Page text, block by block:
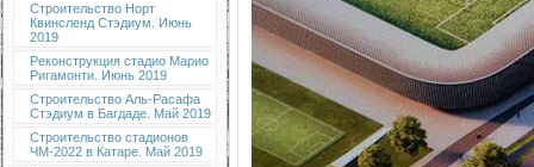
Строительство Норт
Квинсленд Стэдиум. Июнь
2019
Реконструкция стадио Марио
Ригамонти. Июнь 2019
Строительство Аль-Расафа
Стэдиум в Багдаде. Май 2019
Строительство стадионов
ЧМ-2022 в Катаре. Май 2019